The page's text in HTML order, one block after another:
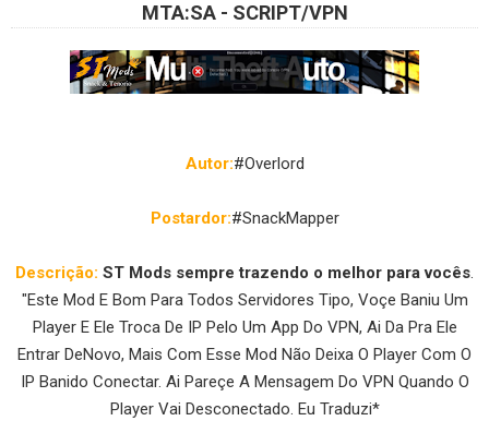
MTA:SA - SCRIPT/VPN
Autor:#Overlord
Postardor:#SnackMapper
Descrição: ST Mods sempre trazendo o melhor para vocês.
"Este Mod E Bom Para Todos Servidores Tipo, Voçe Baniu Um
Player E Ele Troca De IP Pelo Um App Do VPN, Ai Da Pra Ele
Entrar DeNovo, Mais Com Esse Mod Não Deixa O Player Com O
IP Banido Conectar. Ai Pareçe A Mensagem Do VPN Quando O
Player Vai Desconectado. Eu Traduzi*